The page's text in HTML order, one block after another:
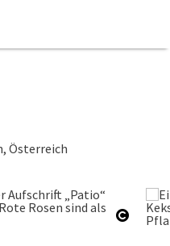
Österreich